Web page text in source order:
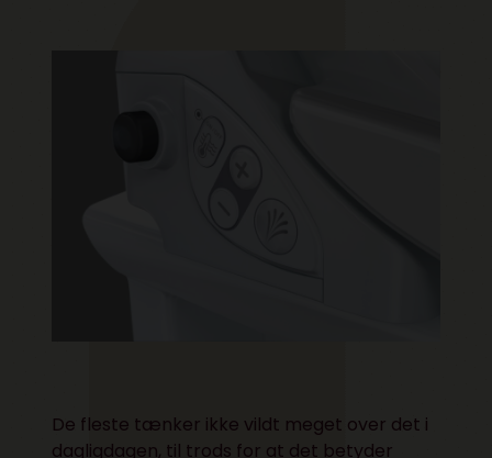
De fleste tænker ikke vildt meget over det i
dagligdagen, til trods for at det betyder